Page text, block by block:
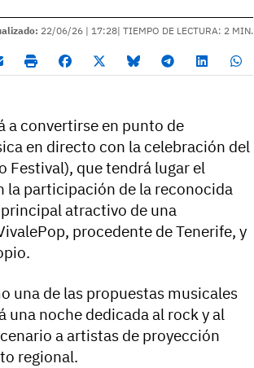
22/06/26 | 17:28| TIEMPO DE LECTURA: 2 MIN.
a convertirse en punto de
en directo con la celebración del
Festival), que tendrá lugar el
la participación de la reconocida
atractivo de una
procedente de Tenerife, y
una de las propuestas musicales
noche dedicada al rock y al
a artistas de proyección
regional.